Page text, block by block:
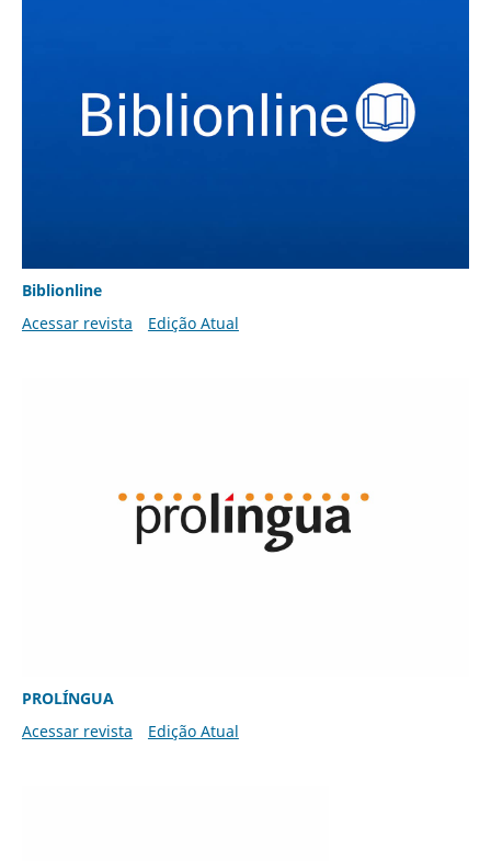
Biblionline
Acessar revista
Edição Atual
PROLÍNGUA
Acessar revista
Edição Atual